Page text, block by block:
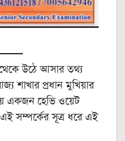
উঠে আসার তথ্য
শাখার প্রধান মুখিয়ার
একজন হেভি ওয়েট
এই সম্পর্কের সূত্র ধরে এই